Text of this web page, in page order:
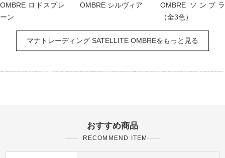
OMBRE ロドスプレ
ーン
OMBRE シルヴィア
OMBRE ソンブラ
（全3色）
マナトレーディング SATELLITE OMBREをもっと見る
おすすめ商品
RECOMMEND ITEM